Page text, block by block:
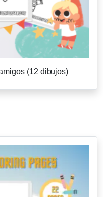
(12 dibujos)